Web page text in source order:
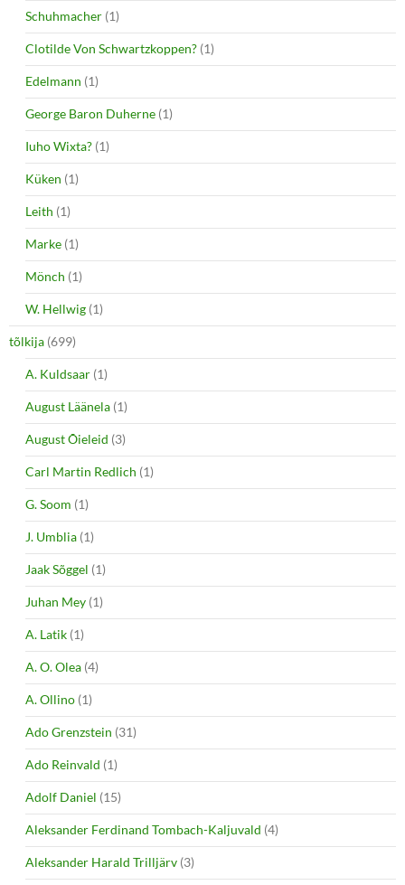
Schuhmacher (1)
Clotilde Von Schwartzkoppen? (1)
Edelmann (1)
George Baron Duherne (1)
Iuho Wixta? (1)
Küken (1)
Leith (1)
Marke (1)
Mönch (1)
W. Hellwig (1)
tõlkija (699)
A. Kuldsaar (1)
August Läänela (1)
August Õieleid (3)
Carl Martin Redlich (1)
G. Soom (1)
J. Umblia (1)
Jaak Sõggel (1)
Juhan Mey (1)
A. Latik (1)
A. O. Olea (4)
A. Ollino (1)
Ado Grenzstein (31)
Ado Reinvald (1)
Adolf Daniel (15)
Aleksander Ferdinand Tombach-Kaljuvald (4)
Aleksander Harald Trilljärv (3)